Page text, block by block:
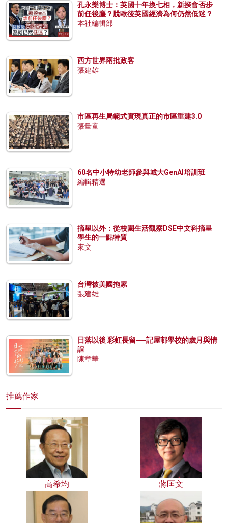
孔永樂博士：英國十年換七相，新揆會否步
前任後塵？脫歐後英國經濟為何仍然低迷？
本社編輯部
西方世界兩批政客
張建雄
市區再生局範式實現真正的市區重建3.0
張量童
60名中小特幼老師參與城大GenAI培訓班
編輯精選
摘星以外：從校園生活觀察DSE中文科摘星
學生的一點特質
來文
台灣被美國拖累
張建雄
日落以後 彩虹長留──記屋邨學校的歲月與情
誼
陳章華
推薦作家
高希均 蔣匡文